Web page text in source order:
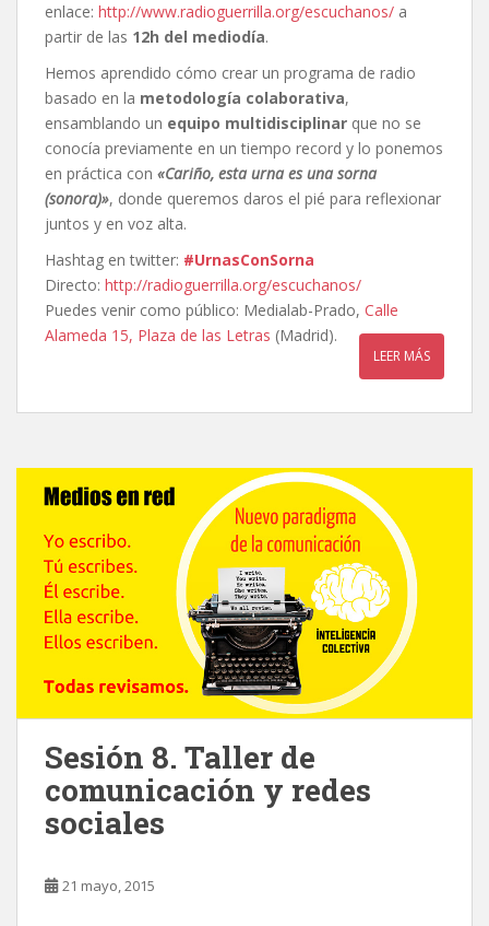
enlace: http://www.radioguerrilla.org/escuchanos/ a
partir de las 12h del mediodía.
Hemos aprendido cómo crear un programa de radio
basado en la metodología colaborativa,
ensamblando un equipo multidisciplinar que no se
conocía previamente en un tiempo record y lo ponemos
en práctica con «Cariño, esta urna es una sorna
(sonora)», donde queremos daros el pié para reflexionar
juntos y en voz alta.
Hashtag en twitter: #UrnasConSorna
Directo: http://radioguerrilla.org/escuchanos/
Puedes venir como público: Medialab-Prado, Calle
Alameda 15, Plaza de las Letras (Madrid).
LEER MÁS
Sesión 8. Taller de
comunicación y redes
sociales
21 mayo, 2015